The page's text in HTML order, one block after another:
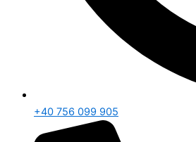
+40 756 099 905